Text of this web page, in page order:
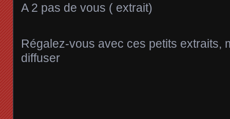
A 2 pas de vous ( extrait)
Régalez-vous avec ces petits extraits,
diffuser